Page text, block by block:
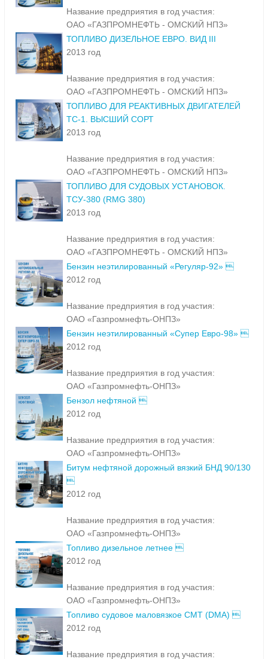
Название предприятия в год участия:
ОАО «ГАЗПРОМНЕФТЬ - ОМСКИЙ НПЗ»
ТОПЛИВО ДИЗЕЛЬНОЕ ЕВРО. ВИД III
Название предприятия в год участия:
ОАО «ГАЗПРОМНЕФТЬ - ОМСКИЙ НПЗ»
ТОПЛИВО ДЛЯ РЕАКТИВНЫХ ДВИГАТЕЛЕЙ
ТС-1. ВЫСШИЙ СОРТ
Название предприятия в год участия:
ОАО «ГАЗПРОМНЕФТЬ - ОМСКИЙ НПЗ»
ТОПЛИВО ДЛЯ СУДОВЫХ УСТАНОВОК.
ТСУ-380 (RMG 380)
Название предприятия в год участия:
ОАО «ГАЗПРОМНЕФТЬ - ОМСКИЙ НПЗ»
Бензин неэтилированный «Регуляр-92» 
Название предприятия в год участия:
ОАО «Газпромнефть-ОНПЗ»
Бензин неэтилированный «Супер Евро-98» 
Название предприятия в год участия:
ОАО «Газпромнефть-ОНПЗ»
Бензол нефтяной 
Название предприятия в год участия:
ОАО «Газпромнефть-ОНПЗ»
Битум нефтяной дорожный вязкий БНД 90/130

Название предприятия в год участия:
ОАО «Газпромнефть-ОНПЗ»
Топливо дизельное летнее 
Название предприятия в год участия:
ОАО «Газпромнефть-ОНПЗ»
Топливо судовое маловязкое СМТ (DMA) 